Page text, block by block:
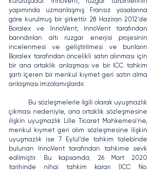
yapımında uzmanlaşmış Fransız yasalarına
göre kurulmuş bir şirkettir. 28 Haziran 2012'de
Boralex ve InnoVent, InnoVent tarafından
barındırılan altı rüzgar enerjisi projesinin
incelenmesi ve geliştirilmesi ve bunların
Boralex tarafından öncelikli satın alınması için
bir ana ortaklık anlaşması ve bir ICC tahkim
şartı içeren bir menkul kıymet geri satın alma
anlaşması imzalamışlardır.
çıkması nedeniyle, ana ortaklık sözleşmesine
ilişkin uyuşmazlık Lille Ticaret Mahkemesi'ne,
menkul kıymet geri alım sözleşmesine ilişkin
uyuşmazlık ise 7 Eylül'de tahkim talebinde
bulunan InnoVent tarafından tahkime sevk
edilmiştir. Bu kapsamda; 26 Mart 2020
tarihinde nihai tahkim kararı (ICC No.